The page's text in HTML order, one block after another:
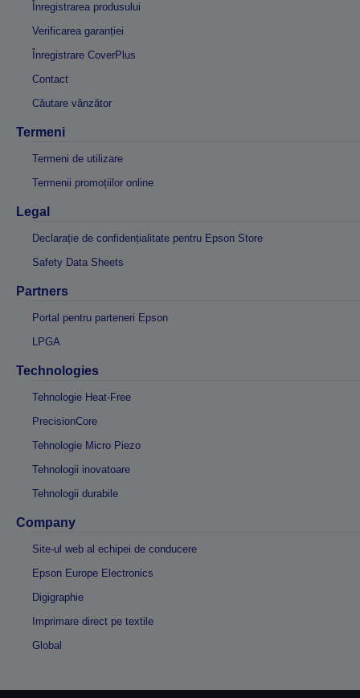
Înregistrarea produsului
Verificarea garanției
Înregistrare CoverPlus
Contact
Căutare vânzător
Termeni
Termeni de utilizare
Termenii promoțiilor online
Legal
Declarație de confidențialitate pentru Epson Store
Safety Data Sheets
Partners
Portal pentru parteneri Epson
LPGA
Technologies
Tehnologie Heat-Free
PrecisionCore
Tehnologie Micro Piezo
Tehnologii inovatoare
Tehnologii durabile
Company
Site-ul web al echipei de conducere
Epson Europe Electronics
Digigraphie
Imprimare direct pe textile
Global